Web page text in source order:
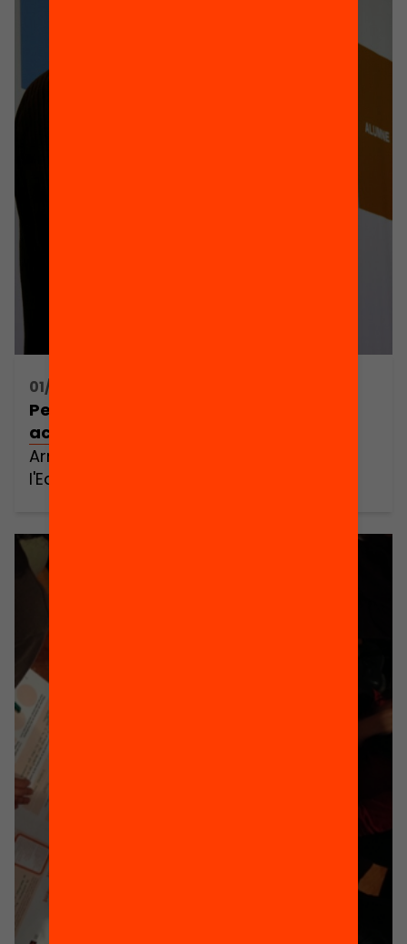
01/02/2018 14:30h - 14:30h
Personalització de l’aprenentatge en
acció!
Arriben les rèpliques del Camp Base i
l'Edulab a Girona